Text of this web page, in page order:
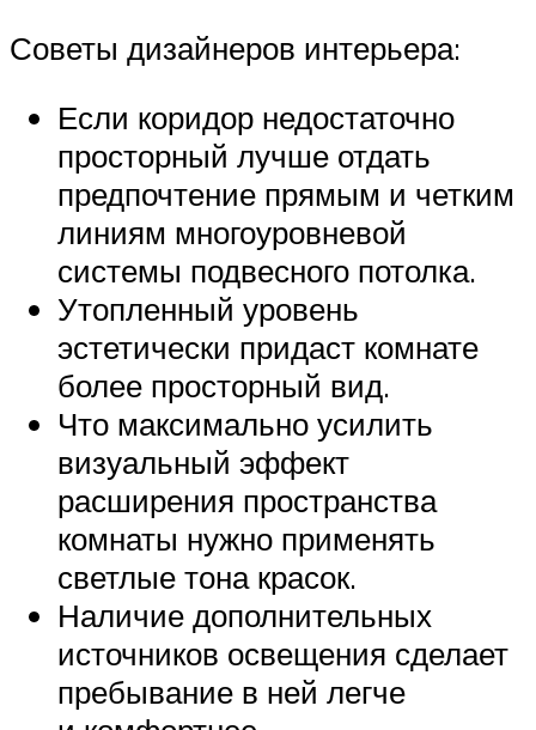
Советы дизайнеров интерьера:
Если коридор недостаточно
просторный лучше отдать
предпочтение прямым и четким
линиям многоуровневой
системы подвесного потолка.
Утопленный уровень
эстетически придаст комнате
более просторный вид.
Что максимально усилить
визуальный эффект
расширения пространства
комнаты нужно применять
светлые тона красок.
Наличие дополнительных
источников освещения сделает
пребывание в ней легче